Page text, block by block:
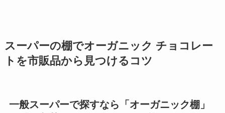
スーパーの棚でオーガニック チョコレー
トを市販品から見つけるコツ
一般スーパーで探すなら「オーガニック棚」